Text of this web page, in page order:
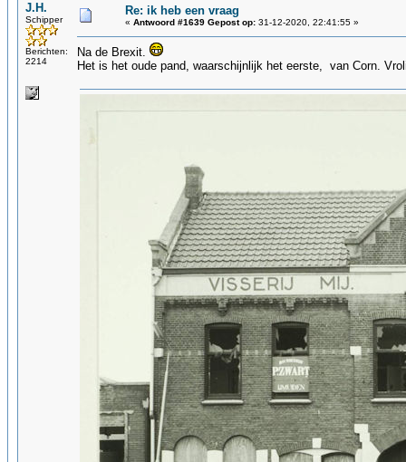
J.H.
Schipper
Berichten:
2214
Re: ik heb een vraag
« Antwoord #1639 Gepost op: 31-12-2020, 22:41:55 »
Na de Brexit.
Het is het oude pand, waarschijnlijk het eerste, van Corn.